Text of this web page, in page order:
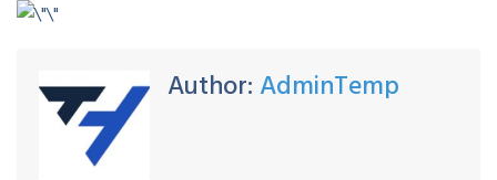
Author: AdminTemp